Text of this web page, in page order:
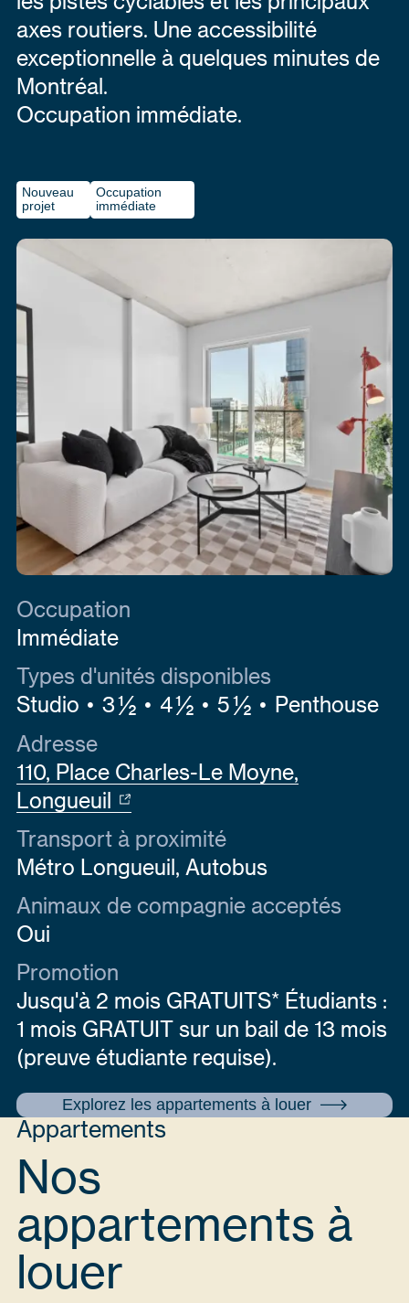
axes routiers. Une accessibilité
exceptionnelle à quelques minutes de
Montréal.
Occupation immédiate.
Nouveau
projet
Occupation
immédiate
Occupation
Immédiate
Types d'unités disponibles
Studio
3 ½ 4 ½ 5 ½
Penthouse
Adresse
110, Place Charles-Le Moyne,
Longueuil
Transport à proximité
Métro Longueuil, Autobus
Animaux de compagnie acceptés
Oui
Promotion
Jusqu'à 2 mois GRATUITS* Étudiants :
1 mois GRATUIT sur un bail de 13 mois
(preuve étudiante requise).
Explorez les appartements à louer
Appartements
Nos
appartements à
louer